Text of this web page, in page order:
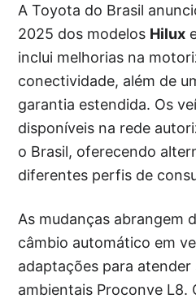
A Toyota do Brasil
2025 dos modelos Hilux
inclui melhorias na
conectividade, além de
garantia estendida. Os
disponíveis na rede
o Brasil, oferecendo
diferentes perfis de
As mudanças abrangem
câmbio automático em
adaptações para
ambientais Proconve L8.